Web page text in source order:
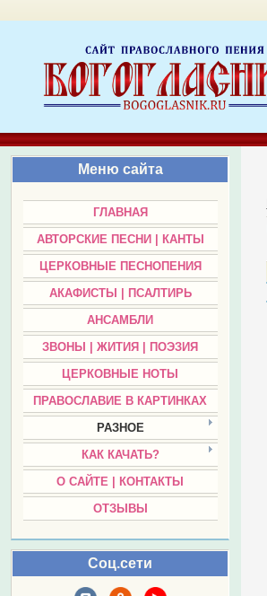
Меню сайта
ГЛАВНАЯ
АВТОРСКИЕ ПЕСНИ | КАНТЫ
ЦЕРКОВНЫЕ ПЕСНОПЕНИЯ
АКАФИСТЫ | ПСАЛТИРЬ
АНСАМБЛИ
ЗВОНЫ | ЖИТИЯ | ПОЭЗИЯ
ЦЕРКОВНЫЕ НОТЫ
ПРАВОСЛАВИЕ В КАРТИНКАХ
РАЗНОЕ
КАК КАЧАТЬ?
О САЙТЕ | КОНТАКТЫ
ОТЗЫВЫ
Соц.сети